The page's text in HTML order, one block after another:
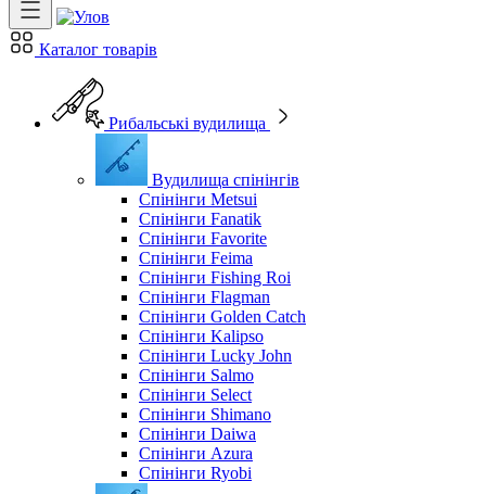
Каталог товарів
Рибальські вудилища
Вудилища спінінгів
Спінінги Metsui
Спінінги Fanatik
Спінінги Favorite
Спінінги Feima
Спінінги Fishing Roi
Спінінги Flagman
Спінінги Golden Catch
Спінінги Kalipso
Спінінги Lucky John
Спінінги Salmo
Спінінги Select
Спінінги Shimano
Спінінги Daiwa
Спінінги Azura
Спінінги Ryobi